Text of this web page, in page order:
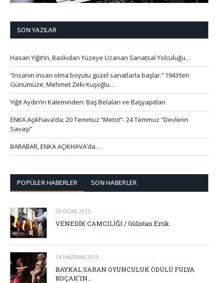
SON YAZILAR
Hasan Yiğit’in, Baskıdan Yüzeye Uzanan Sanatsal Yolculuğu…
‘’İnsanın insan olma boyutu güzel sanatlarla başlar.’’ 1943’ten
Günümüze; Mehmet Zeki Kuşoğlu…
Yiğit Aydın’ın Kaleminden: Baş Belaları ve Başyapıtları
ENKA Açıkhava’da; 20 Temmuz “Metot”- 24 Temmuz “Devlerin
Savaşı”
BARABAR, ENKA AÇIKHAVA’da…
POPÜLER HABERLER SON HABERLER
29 OCAK 2015
VENEDİK CAMCILIĞI / Gülistan Ertik
14 HAZIRAN 2015
BAYKAL SARAN OYUNCULUK ÖDÜLÜ FULYA
KOÇAK’IN…